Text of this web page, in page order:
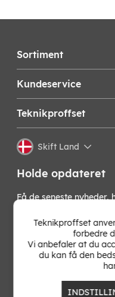
Sortiment
Kundeservice
Teknikproffset
Skift Land
Holde opdateret
Få de seneste
nyhedsbrev!
Teknikproffset
forbedre
Vi anbefaler at du
du kan få den